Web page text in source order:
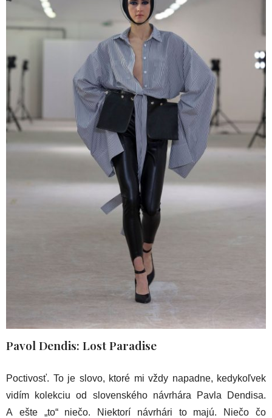
Pavol Dendis: Lost Paradise
Poctivosť. To je slovo, ktoré mi vždy napadne, kedykoľvek
vidím kolekciu od slovenského návrhára Pavla Dendisa.
A ešte „to“ niečo. Niektorí návrhári to majú. Niečo čo